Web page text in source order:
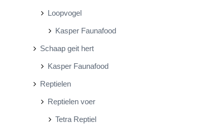
Loopvogel
Kasper Faunafood
Schaap geit hert
Kasper Faunafood
Reptielen
Reptielen voer
Tetra Reptiel